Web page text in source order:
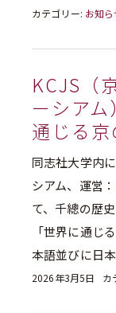
カテゴリー: お知ら
KCJS（
ーシア
通じる京
同志社大学内
シアム、運営
て、千總の歴
「世界に通じ
本語並びに日
2026年3月5日 カ